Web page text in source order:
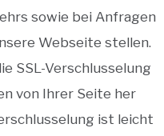
sowie bei Anfragen
Webseite stellen.
SSL-Verschlusselung
von Ihrer Seite her
ist leicht